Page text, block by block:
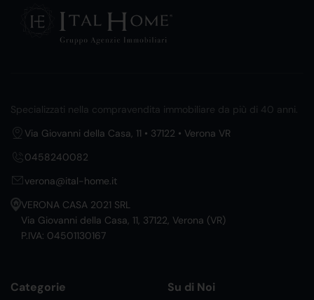
Specializzati nella compravendita immobiliare da più di 40 anni.
Via Giovanni della Casa, 11 • 37122 • Verona VR
0458240082
verona@ital-home.it
VERONA CASA 2021 SRL
Via Giovanni della Casa, 11, 37122, Verona (VR)
P.IVA: 04501130167
Categorie Su di Noi